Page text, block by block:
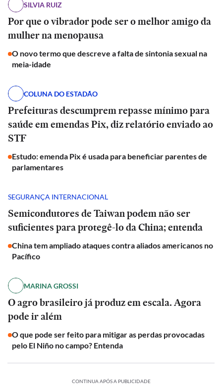
SILVIA RUIZ
Por que o vibrador pode ser o melhor amigo da
mulher na menopausa
O novo termo que descreve a falta de sintonia sexual na
meia-idade
COLUNA DO ESTADÃO
Prefeituras descumprem repasse mínimo para
saúde em emendas Pix, diz relatório enviado ao
STF
Estudo: emenda Pix é usada para beneficiar parentes de
parlamentares
SEGURANÇA INTERNACIONAL
Semicondutores de Taiwan podem não ser
suficientes para protegê-lo da China; entenda
China tem ampliado ataques contra aliados americanos no
Pacífico
MARINA GROSSI
O agro brasileiro já produz em escala. Agora
pode ir além
O que pode ser feito para mitigar as perdas provocadas
pelo El Niño no campo? Entenda
CONTINUA APÓS A PUBLICIDADE